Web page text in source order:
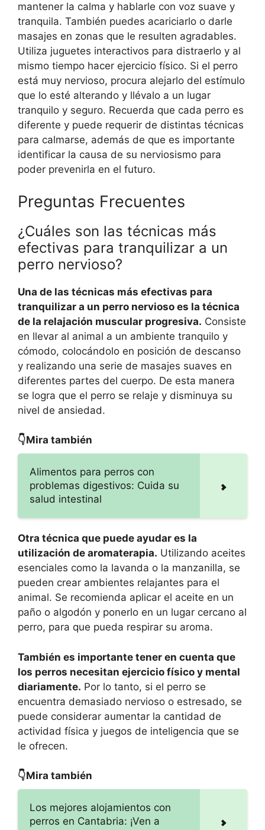
mantener la calma y hablarle con voz suave y
tranquila. También puedes acariciarlo o darle
masajes en zonas que le resulten agradables.
Utiliza juguetes interactivos para distraerlo y al
mismo tiempo hacer ejercicio físico. Si el perro
está muy nervioso, procura alejarlo del estímulo
que lo esté alterando y llévalo a un lugar
tranquilo y seguro. Recuerda que cada perro es
diferente y puede requerir de distintas técnicas
para calmarse, además de que es importante
identificar la causa de su nerviosismo para
poder prevenirla en el futuro.
Preguntas Frecuentes
¿Cuáles son las técnicas más
efectivas para tranquilizar a un
perro nervioso?
Una de las técnicas más efectivas para
tranquilizar a un perro nervioso es la técnica
de la relajación muscular progresiva. Consiste
en llevar al animal a un ambiente tranquilo y
cómodo, colocándolo en posición de descanso
y realizando una serie de masajes suaves en
diferentes partes del cuerpo. De esta manera
se logra que el perro se relaje y disminuya su
nivel de ansiedad.
👇Mira también
Alimentos para perros con
problemas digestivos: Cuida su
salud intestinal
Otra técnica que puede ayudar es la
utilización de aromaterapia. Utilizando aceites
esenciales como la lavanda o la manzanilla, se
pueden crear ambientes relajantes para el
animal. Se recomienda aplicar el aceite en un
paño o algodón y ponerlo en un lugar cercano al
perro, para que pueda respirar su aroma.
También es importante tener en cuenta que
los perros necesitan ejercicio físico y mental
diariamente. Por lo tanto, si el perro se
encuentra demasiado nervioso o estresado, se
puede considerar aumentar la cantidad de
actividad física y juegos de inteligencia que se
le ofrecen.
👇Mira también
Los mejores alojamientos con
perros en Cantabria: ¡Ven a